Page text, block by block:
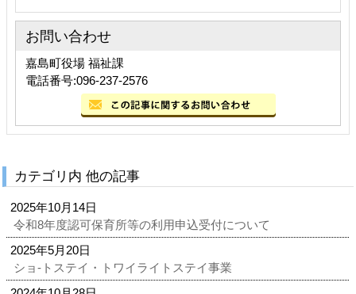
お問い合わせ
嘉島町役場 福祉課
電話番号:096-237-2576
カテゴリ内 他の記事
2025年10月14日
令和8年度認可保育所等の利用申込受付について
2025年5月20日
ショ-トステイ・トワイライトステイ事業